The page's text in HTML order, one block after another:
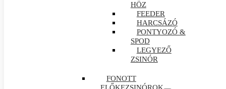
HÖZ
FEEDER
HARCSÁZÓ
PONTYOZÓ &
SPOD
LEGYEZŐ
ZSINÓR
FONOTT